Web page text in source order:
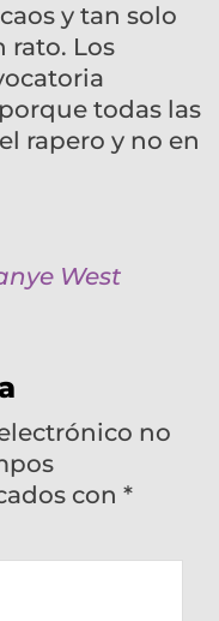
y tan solo
rato. Los
todas las
rapero y no en
West
no
con *